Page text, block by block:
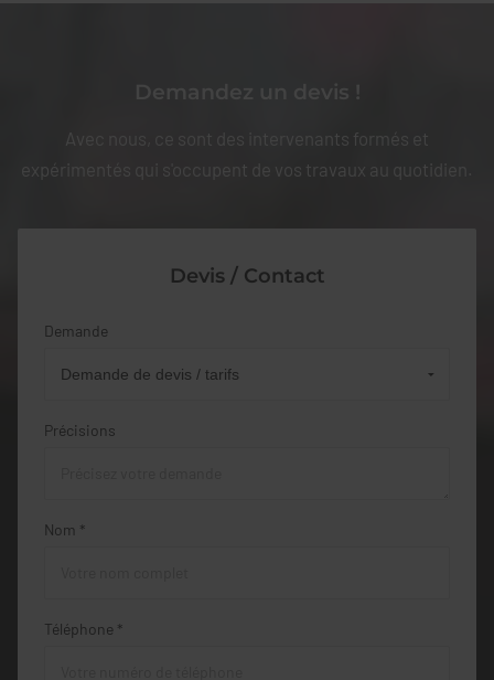
Demandez un devis !
Avec nous, ce sont des intervenants formés et
expérimentés qui s'occupent de vos travaux au quotidien.
Devis / Contact
Demande
Précisions
Nom *
Téléphone *